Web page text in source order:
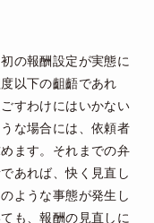
の報酬設定が実態に
以下の齟齬であれ
すわけにはいかない
な場合には、依頼者
ます。それまでの弁
あれば、快く見直し
ような事態が発生し
も、報酬の見直しに